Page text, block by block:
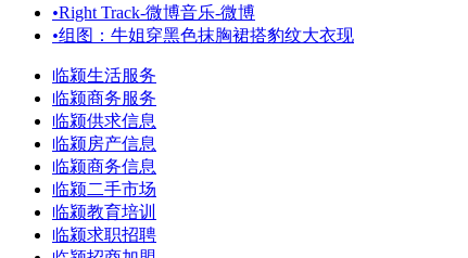
•Right Track-微博音乐-微博
•组图：牛姐穿黑色抹胸裙搭豹纹大衣现
临颍生活服务
临颍商务服务
临颍供求信息
临颍房产信息
临颍商务信息
临颍二手市场
临颍教育培训
临颍求职招聘